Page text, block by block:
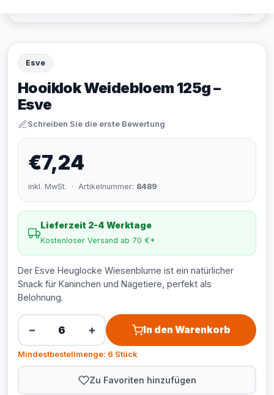
Esve
Hooiklok Weidebloem 125g –
Esve
Schreiben Sie die erste Bewertung
€7,24
inkl. MwSt. · Artikelnummer: 8489
Lieferzeit 2-4 Werktage
Kostenloser Versand ab 70 €*
Der Esve Heuglocke Wiesenblume ist ein natürlicher
Snack für Kaninchen und Nagetiere, perfekt als
Belohnung.
− + In den Warenkorb
Mindestbestellmenge: 6 Stück
Zu Favoriten hinzufügen